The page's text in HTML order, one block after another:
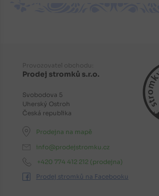
Provozovatel obchodu:
Prodej stromků s.r.o.
Svobodova 5
Uherský Ostroh
Česká republika
Prodejna na mapě
info@prodejstromku.cz
+420 774 412 212 (prodejna)
Prodej stromků na Facebooku